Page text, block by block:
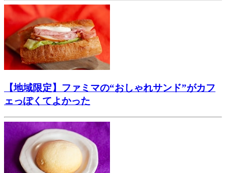
【地域限定】ファミマの“おしゃれサンド”がカフ
ェっぽくてよかった